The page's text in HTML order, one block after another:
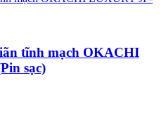
tĩnh mạch OKACHI
sạc)